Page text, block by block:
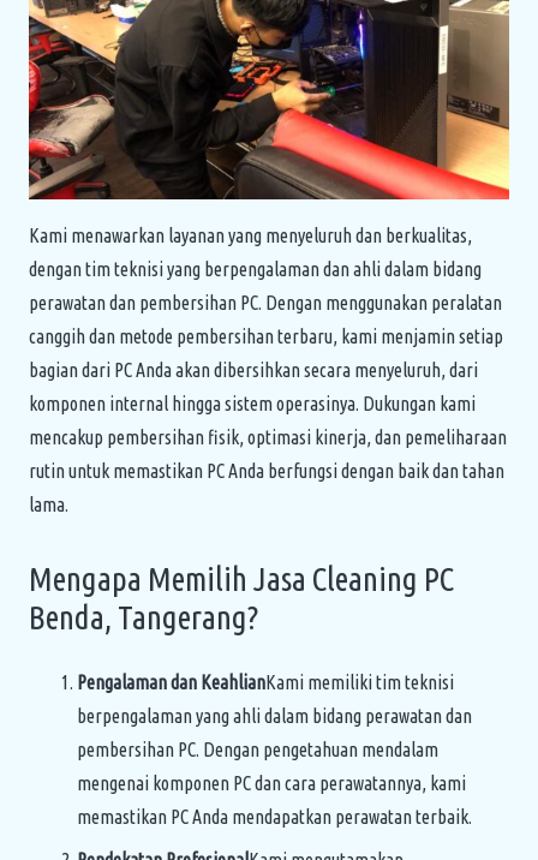
Kami menawarkan layanan yang menyeluruh dan berkualitas,
dengan tim teknisi yang berpengalaman dan ahli dalam bidang
perawatan dan pembersihan PC. Dengan menggunakan peralatan
canggih dan metode pembersihan terbaru, kami menjamin setiap
bagian dari PC Anda akan dibersihkan secara menyeluruh, dari
komponen internal hingga sistem operasinya. Dukungan kami
mencakup pembersihan fisik, optimasi kinerja, dan pemeliharaan
rutin untuk memastikan PC Anda berfungsi dengan baik dan tahan
lama.
Mengapa Memilih Jasa Cleaning PC
Benda, Tangerang?
Pengalaman dan KeahlianKami memiliki tim teknisi
berpengalaman yang ahli dalam bidang perawatan dan
pembersihan PC. Dengan pengetahuan mendalam
mengenai komponen PC dan cara perawatannya, kami
memastikan PC Anda mendapatkan perawatan terbaik.